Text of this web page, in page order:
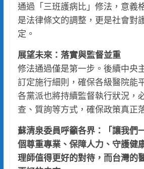
通過「三班護病比」修法，意義
是法律條文的調整，更是社會對
定。
展望未來：落實與監督並重
修法通過僅是第一步。後續中央
訂定施行細則，確保各級醫院能
各黨派也將持續監督執行狀況，
查、質詢等方式，確保政策真正
蘇清泉委員呼籲各界：「讓我們
個尊重專業、保障人力、守護健
理師值得更好的對待，而台灣的